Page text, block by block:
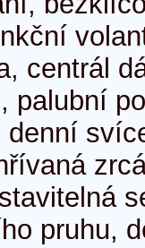
centrál
palubní
denní
pruhu,